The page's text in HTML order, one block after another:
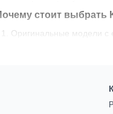
стоит выбрать
Оригинальные модели с
Оптимальный баланс
Современный стиль и